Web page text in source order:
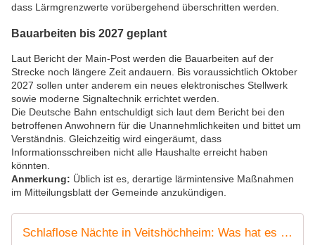
dass Lärmgrenzwerte vorübergehend überschritten werden.
Bauarbeiten bis 2027 geplant
Laut Bericht der Main-Post werden die Bauarbeiten auf der
Strecke noch längere Zeit andauern. Bis voraussichtlich Oktober
2027 sollen unter anderem ein neues elektronisches Stellwerk
sowie moderne Signaltechnik errichtet werden.
Die Deutsche Bahn entschuldigt sich laut dem Bericht bei den
betroffenen Anwohnern für die Unannehmlichkeiten und bittet um
Verständnis. Gleichzeitig wird eingeräumt, dass
Informationsschreiben nicht alle Haushalte erreicht haben
könnten.
Anmerkung: Üblich ist es, derartige lärmintensive Maßnahmen
im Mitteilungsblatt der Gemeinde anzukündigen.
Schlaflose Nächte in Veitshöchheim: Was hat es mit den lauten Warnsignalen auf sich?